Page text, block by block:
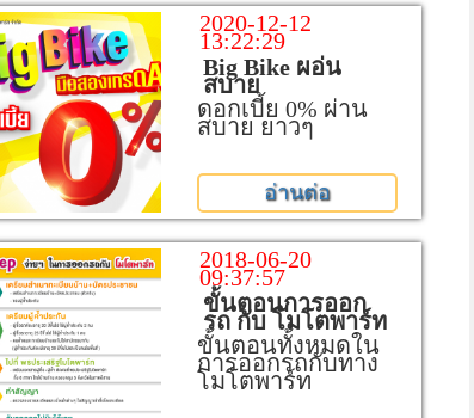
2020-12-12
13:22:29
Big Bike ผอ่น
สบาย
ดอกเบี้ย 0% ผ่าน
สบาย ยาวๆ
อ่านต่อ
2018-06-20
09:37:57
ขั้นตอนการออก
รถ กับ โมโตพาร์ท
ขั้นตอนทั้งหมดใน
การออกรถกับทาง
โมโตพาร์ท